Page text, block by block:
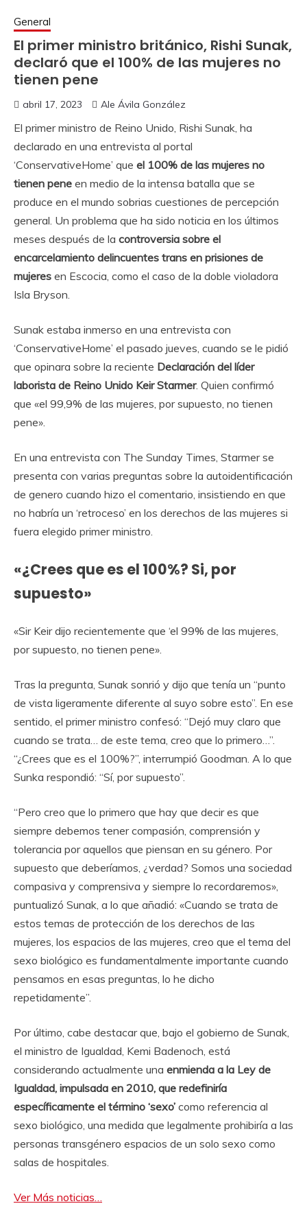
General
El primer ministro británico, Rishi Sunak,
declaró que el 100% de las mujeres no
tienen pene
abril 17, 2023 Ale Ávila González
El primer ministro de Reino Unido, Rishi Sunak, ha
declarado en una entrevista al portal
‘ConservativeHome’ que el 100% de las mujeres no
tienen pene en medio de la intensa batalla que se
produce en el mundo sobrias cuestiones de percepción
general. Un problema que ha sido noticia en los últimos
meses después de la controversia sobre el
encarcelamiento delincuentes trans en prisiones de
mujeres en Escocia, como el caso de la doble violadora
Isla Bryson.
Sunak estaba inmerso en una entrevista con
‘ConservativeHome’ el pasado jueves, cuando se le pidió
que opinara sobre la reciente Declaración del líder
laborista de Reino Unido Keir Starmer. Quien confirmó
que «el 99,9% de las mujeres, por supuesto, no tienen
pene».
En una entrevista con The Sunday Times, Starmer se
presenta con varias preguntas sobre la autoidentificación
de genero cuando hizo el comentario, insistiendo en que
no habría un ‘retroceso’ en los derechos de las mujeres si
fuera elegido primer ministro.
«¿Crees que es el 100%? Si, por
supuesto»
«Sir Keir dijo recientemente que ‘el 99% de las mujeres,
por supuesto, no tienen pene».
Tras la pregunta, Sunak sonrió y dijo que tenía un “punto
de vista ligeramente diferente al suyo sobre esto”. En ese
sentido, el primer ministro confesó: “Dejó muy claro que
cuando se trata… de este tema, creo que lo primero…”.
“¿Crees que es el 100%?”, interrumpió Goodman. A lo que
Sunka respondió: “Sí, por supuesto”.
“Pero creo que lo primero que hay que decir es que
siempre debemos tener compasión, comprensión y
tolerancia por aquellos que piensan en su género. Por
supuesto que deberíamos, ¿verdad? Somos una sociedad
compasiva y comprensiva y siempre lo recordaremos»,
puntualizó Sunak, a lo que añadió: «Cuando se trata de
estos temas de protección de los derechos de las
mujeres, los espacios de las mujeres, creo que el tema del
sexo biológico es fundamentalmente importante cuando
pensamos en esas preguntas, lo he dicho
repetidamente”.
Por último, cabe destacar que, bajo el gobierno de Sunak,
el ministro de Igualdad, Kemi Badenoch, está
considerando actualmente una enmienda a la Ley de
Igualdad, impulsada en 2010, que redefiniría
específicamente el término ‘sexo’ como referencia al
sexo biológico, una medida que legalmente prohibiría a las
personas transgénero espacios de un solo sexo como
salas de hospitales.
Ver Más noticias…